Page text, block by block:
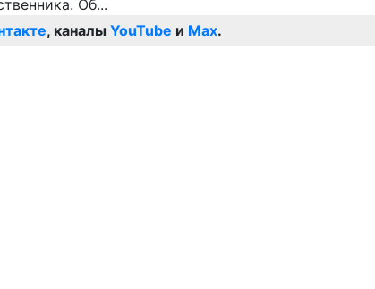
, каналы YouTube и Max.